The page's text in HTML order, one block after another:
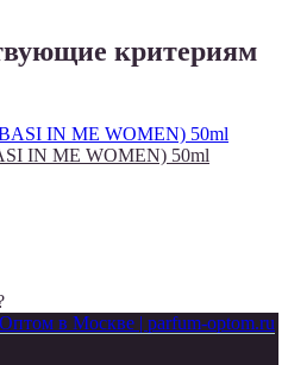
критериям
IN ME WOMEN) 50ml